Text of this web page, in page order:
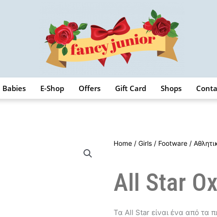
Babies E-Shop Offers Gift Card Shops
Home / Girls / Footware /
All Star
Τα All Star είναι ένα από τα